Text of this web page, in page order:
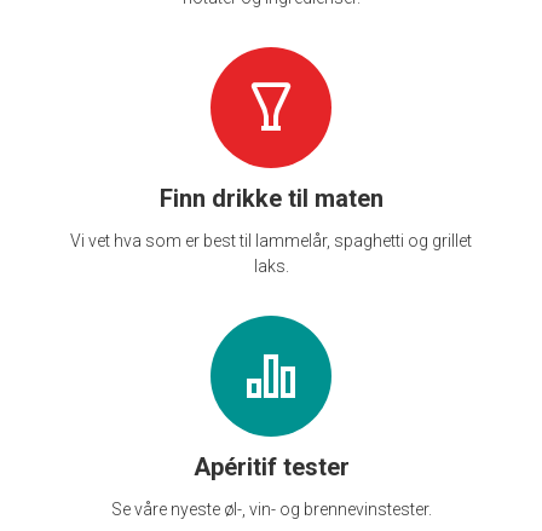
Finn drikke til maten
Vi vet hva som er best til lammelår, spaghetti og grillet
laks.
Apéritif tester
Se våre nyeste øl-, vin- og brennevinstester.